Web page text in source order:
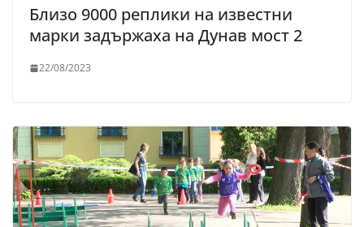
Близо 9000 реплики на известни
марки задържаха на Дунав мост 2
22/08/2023